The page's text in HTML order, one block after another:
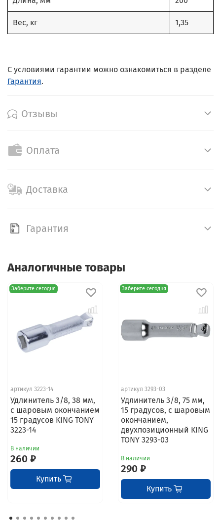
Вес, кг 1,35
С условиями гарантии можно ознакомиться в разделе
Гарантия.
Отзывы
Оплата
Доставка
Гарантия
Аналогичные товары
Заберите сегодня
артикул 3223-14
Удлинитель 3/8, 38 мм,
с шаровым окончанием
15 градусов KING TONY
3223-14
В наличии
260 ₽
Купить
Заберите сегодня
артикул 3293-03
Удлинитель 3/8, 75 мм,
15 градусов, с шаровым
окончанием,
двухпозиционный KING
TONY 3293-03
В наличии
290 ₽
Купить